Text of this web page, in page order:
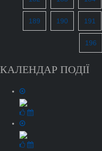
189 190 191
196
КАЛЕНДАР ПОДІЇ